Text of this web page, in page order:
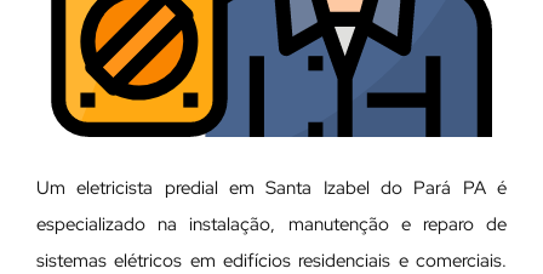
Um eletricista predial em Santa Izabel do Pará PA é
especializado na instalação, manutenção e reparo de
sistemas elétricos em edifícios residenciais e comerciais.